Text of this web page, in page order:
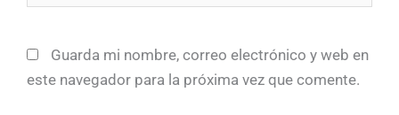
Guarda mi nombre, correo electrónico y web en
este navegador para la próxima vez que comente.